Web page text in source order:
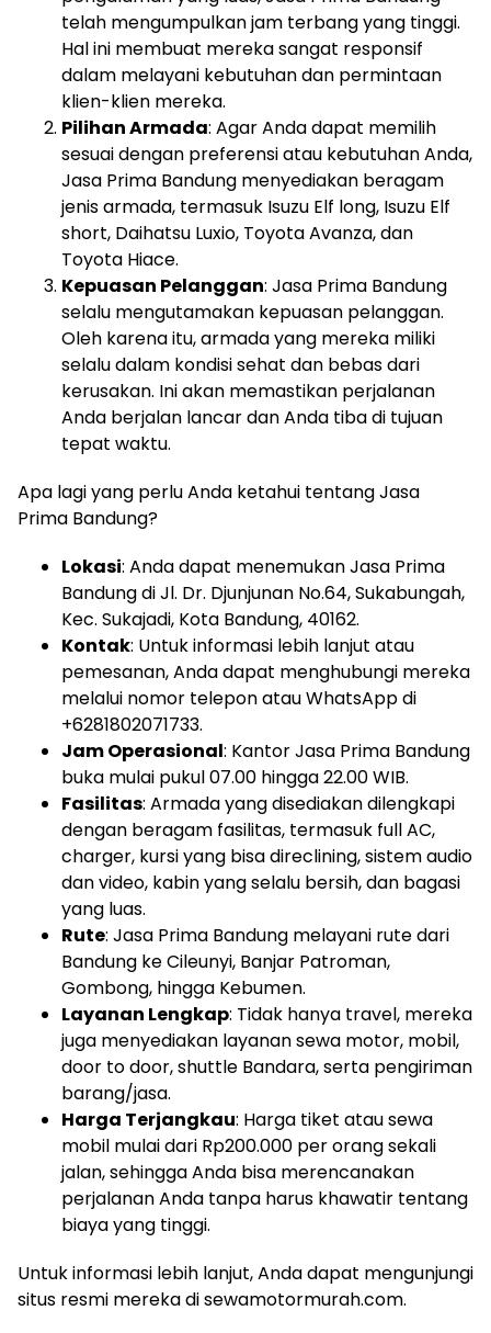
telah mengumpulkan jam terbang yang tinggi.
Hal ini membuat mereka sangat responsif
dalam melayani kebutuhan dan permintaan
klien-klien mereka.
Pilihan Armada: Agar Anda dapat memilih
sesuai dengan preferensi atau kebutuhan Anda,
Jasa Prima Bandung menyediakan beragam
jenis armada, termasuk Isuzu Elf long, Isuzu Elf
short, Daihatsu Luxio, Toyota Avanza, dan
Toyota Hiace.
Kepuasan Pelanggan: Jasa Prima Bandung
selalu mengutamakan kepuasan pelanggan.
Oleh karena itu, armada yang mereka miliki
selalu dalam kondisi sehat dan bebas dari
kerusakan. Ini akan memastikan perjalanan
Anda berjalan lancar dan Anda tiba di tujuan
tepat waktu.
Apa lagi yang perlu Anda ketahui tentang Jasa
Prima Bandung?
Lokasi: Anda dapat menemukan Jasa Prima
Bandung di Jl. Dr. Djunjunan No.64, Sukabungah,
Kec. Sukajadi, Kota Bandung, 40162.
Kontak: Untuk informasi lebih lanjut atau
pemesanan, Anda dapat menghubungi mereka
melalui nomor telepon atau WhatsApp di
+6281802071733.
Jam Operasional: Kantor Jasa Prima Bandung
buka mulai pukul 07.00 hingga 22.00 WIB.
Fasilitas: Armada yang disediakan dilengkapi
dengan beragam fasilitas, termasuk full AC,
charger, kursi yang bisa direclining, sistem audio
dan video, kabin yang selalu bersih, dan bagasi
yang luas.
Rute: Jasa Prima Bandung melayani rute dari
Bandung ke Cileunyi, Banjar Patroman,
Gombong, hingga Kebumen.
Layanan Lengkap: Tidak hanya travel, mereka
juga menyediakan layanan sewa motor, mobil,
door to door, shuttle Bandara, serta pengiriman
barang/jasa.
Harga Terjangkau: Harga tiket atau sewa
mobil mulai dari Rp200.000 per orang sekali
jalan, sehingga Anda bisa merencanakan
perjalanan Anda tanpa harus khawatir tentang
biaya yang tinggi.
Untuk informasi lebih lanjut, Anda dapat mengunjungi
situs resmi mereka di sewamotormurah.com.